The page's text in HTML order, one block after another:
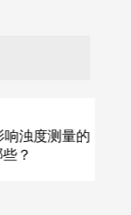
响浊度测量的
？